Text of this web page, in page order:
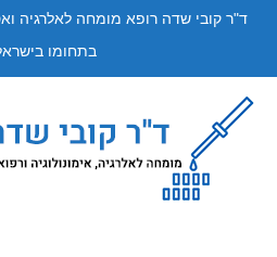
ד"ר קובי שדה רופא מומחה לאלרגיה
בתחומו